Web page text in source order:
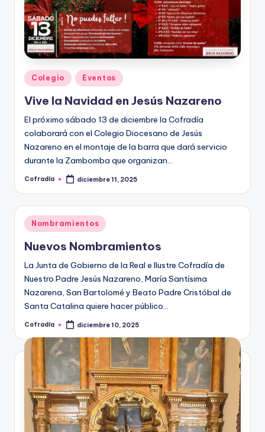
Publicado
en
Colegio Eventos
Vive la Navidad en Jesús Nazareno
El próximo sábado 13 de diciembre la Cofradía
colaborará con el Colegio Diocesano de Jesús
Nazareno en el montaje de la barra que dará servicio
durante la Zambomba que organizan…
Publicado
Cofradía diciembre 11, 2025
Publicado
en
Nombramientos
Nuevos Nombramientos
La Junta de Gobierno de la Real e Ilustre Cofradía de
Nuestro Padre Jesús Nazareno, María Santísima
Nazarena, San Bartolomé y Beato Padre Cristóbal de
Santa Catalina quiere hacer público…
Publicado
Cofradía diciembre 10, 2025